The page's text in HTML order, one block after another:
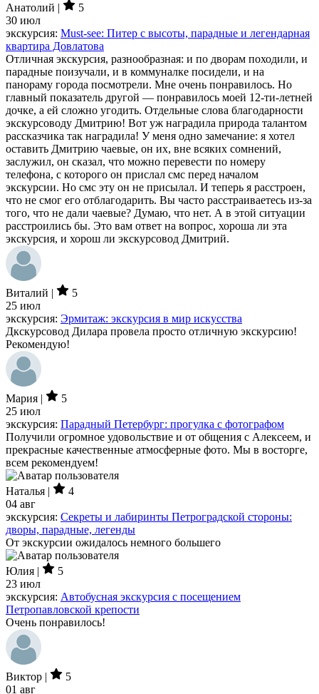
Анатолий |
5
30 июл
экскурсия: Must-see: Питер с высоты, парадные и легендарная
квартира Довлатова
Отличная экскурсия, разнообразная: и по дворам походили, и
парадные поизучали, и в коммуналке посидели, и на
панораму города посмотрели. Мне очень понравилось. Но
главный показатель другой — понравилось моей 12-ти-летней
дочке, а ей сложно угодить. Отдельные слова благодарности
экскурсоводу Дмитрию! Вот уж наградила природа талантом
рассказчика так наградила! У меня одно замечание: я хотел
оставить Дмитрию чаевые, он их, вне всяких сомнений,
заслужил, он сказал, что можно перевести по номеру
телефона, с которого он прислал смс перед началом
экскурсии. Но смс эту он не присылал. И теперь я расстроен,
что не смог его отблагодарить. Вы часто расстраиваетесь из-за
того, что не дали чаевые? Думаю, что нет. А в этой ситуации
расстроились бы. Это вам ответ на вопрос, хороша ли эта
экскурсия, и хорош ли экскурсовод Дмитрий.
Виталий |
5
25 июл
экскурсия: Эрмитаж: экскурсия в мир искусства
Дкскурсовод Дилара провела просто отличную экскурсию!
Рекомендую!
Мария |
5
25 июл
экскурсия: Парадный Петербург: прогулка с фотографом
Получили огромное удовольствие и от общения с Алексеем, и
прекрасные качественные атмосферные фото. Мы в восторге,
всем рекомендуем!
Наталья |
4
04 авг
экскурсия: Секреты и лабиринты Петроградской стороны:
дворы, парадные, легенды
От экскурсии ожидалось немного большего
Юлия |
5
23 июл
экскурсия: Автобусная экскурсия с посещением
Петропавловской крепости
Очень понравилось!
Виктор |
5
01 авг